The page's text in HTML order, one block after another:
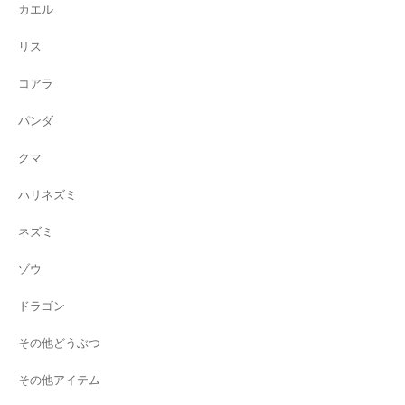
カエル
リス
コアラ
パンダ
クマ
ハリネズミ
ネズミ
ゾウ
ドラゴン
その他どうぶつ
その他アイテム